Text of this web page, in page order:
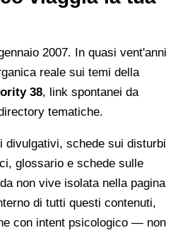
2007. In quasi vent'anni
reale sui temi della
38, link spontanei da
tematiche.
divulgativi, schede sui disturbi
glossario e schede sulle
non vive isolata nella pagina
di tutti questi contenuti,
con intent psicologico — non